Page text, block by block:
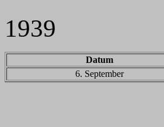
1939
Datum
6. September